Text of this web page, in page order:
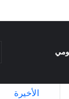
الأخيرة